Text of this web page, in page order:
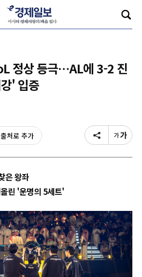
정상 등극…AL에 3-2 진
' 입증
처로 추가
은 왕좌
린 '운명의 5세트'